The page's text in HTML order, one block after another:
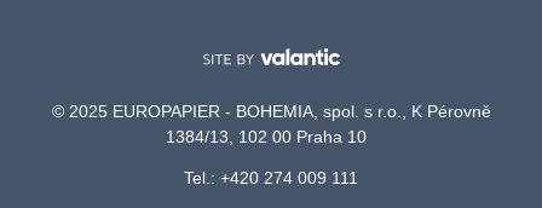
© 2025 EUROPAPIER - BOHEMIA, spol. s r.o., K Pérovně
1384/13, 102 00 Praha 10
Tel.: +420 274 009 111